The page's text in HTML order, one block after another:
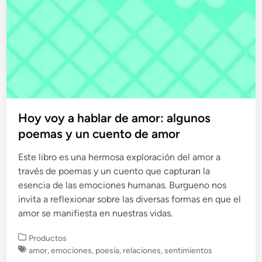
Hoy voy a hablar de amor: algunos
poemas y un cuento de amor
Este libro es una hermosa exploración del amor a
través de poemas y un cuento que capturan la
esencia de las emociones humanas. Burgueno nos
invita a reflexionar sobre las diversas formas en que el
amor se manifiesta en nuestras vidas.
P
u
Productos
amor,emociones, poesía, relaciones,sentimientos